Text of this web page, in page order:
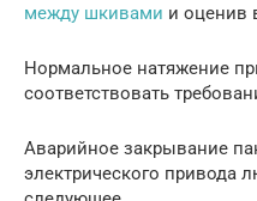
между шкивами и оценив
Нормальное натяжение
соответствовать
Аварийное закрывание
электрического привода